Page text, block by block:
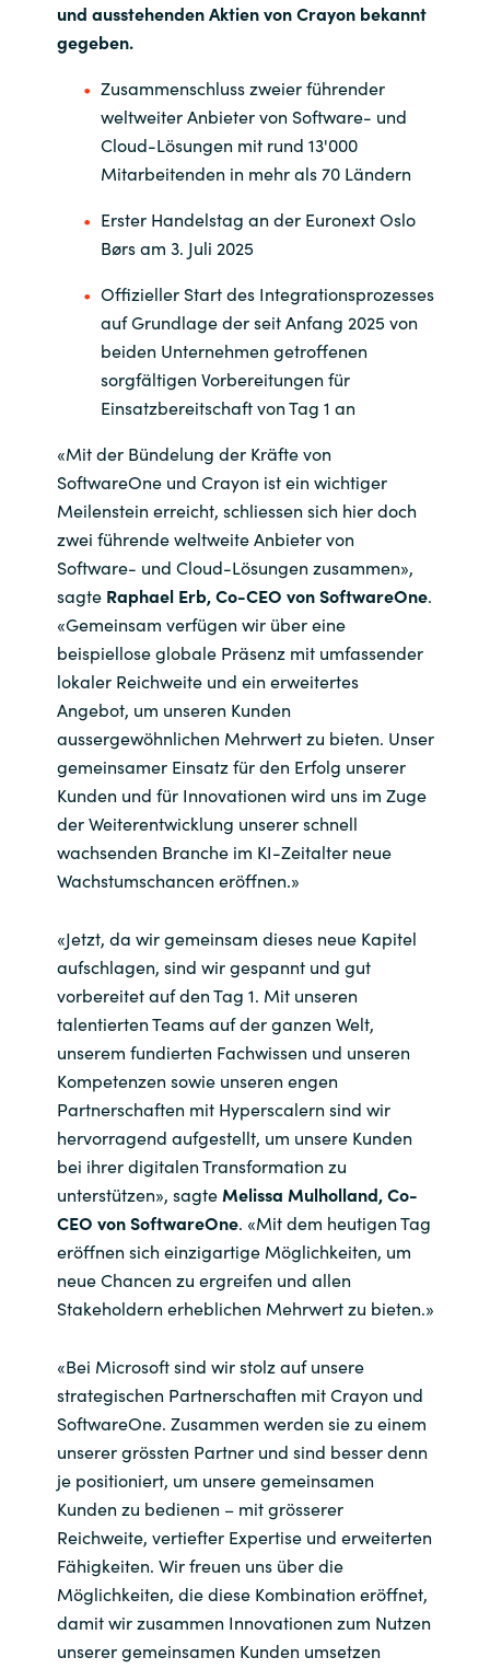
Lithuania
Malaysia
Middle East
Norway
Oman
Philippines
Poland
Portugal
Qatar
Romania
Serbia
Slovenia
Singapore
Spain
Sri Lanka
Switzerland
Ukraine
United Kingdom
United States
und ausstehenden Aktien von Crayon bekannt
gegeben.
Zusammenschluss zweier führender
weltweiter Anbieter von Software- und
Cloud-Lösungen mit rund 13'000
Mitarbeitenden in mehr als 70 Ländern
Erster Handelstag an der Euronext Oslo
Børs am 3. Juli 2025
Offizieller Start des Integrationsprozesses
auf Grundlage der seit Anfang 2025 von
beiden Unternehmen getroffenen
sorgfältigen Vorbereitungen für
Einsatzbereitschaft von Tag 1 an
«Mit der Bündelung der Kräfte von
SoftwareOneund Crayon ist ein wichtiger
Meilenstein erreicht, schliessen sich hier doch
zwei führende weltweite Anbieter von
Software- und Cloud-Lösungen zusammen»,
sagte Raphael Erb, Co-CEO vonSoftwareOne.
«Gemeinsam verfügen wir über eine
beispiellose globale Präsenz mit umfassender
lokaler Reichweite und ein erweitertes
Angebot, um unseren Kunden
aussergewöhnlichen Mehrwertzu bieten. Unser
gemeinsamer Einsatz für den Erfolg unserer
Kunden und für Innovationen wird uns im Zuge
der Weiterentwicklung unserer schnell
wachsenden Branche im KI-Zeitalter neue
Wachstumschancen eröffnen.»
«Jetzt, da wir gemeinsam dieses neue Kapitel
aufschlagen, sind wir gespannt und gut
vorbereitet auf den Tag 1. Mit unseren
talentierten Teams auf der ganzen Welt,
unserem fundierten Fachwissen und unseren
Kompetenzen sowie unseren engen
Partnerschaften mit Hyperscalern sind wir
hervorragend aufgestellt, um unsere Kunden
bei ihrer digitalen Transformation zu
unterstützen», sagteMelissa Mulholland, Co-
CEO vonSoftwareOne. «Mit dem heutigenTag
eröffnen sich einzigartige Möglichkeiten, um
neueChancen zu ergreifen und allen
Stakeholdern erheblichen Mehrwert zu bieten.»
«Bei Microsoft sind wirstolzauf unsere
strategischen Partnerschaften mitCrayon und
SoftwareOne. Zusammen werden sie zu einem
unserergrössten Partner und sind besser denn
je positioniert, um unsere gemeinsamen
Kunden zu bedienen – mitgrösserer
Reichweite, vertiefter Expertiseund erweiterten
Fähigkeiten. Wir freuen uns über die
Möglichkeiten, die diese Kombination eröffnet,
damit wir zusammen Innovationen zum Nutzen
unserer gemeinsamen Kunden umsetzen